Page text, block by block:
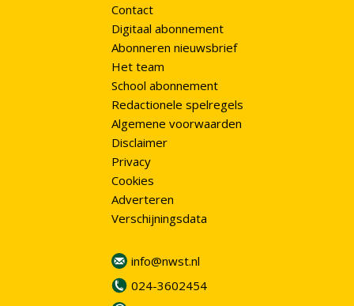
Contact
Digitaal abonnement
Abonneren nieuwsbrief
Het team
School abonnement
Redactionele spelregels
Algemene voorwaarden
Disclaimer
Privacy
Cookies
Adverteren
Verschijningsdata
info@nwst.nl
024-3602454